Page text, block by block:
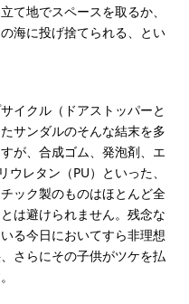
て地でスペースを取るか、
海に投げ捨てられる、とい
イクル（ドアストッパーと
サンダルのそんな結末を多
が、合成ゴム、発泡剤、エ
レタン（PU）といった、
ック製のものはほとんど全
は避けられません。残念な
る今日においてすら非理想
さらにその子供がツケを払